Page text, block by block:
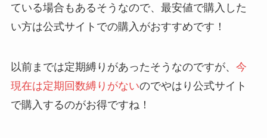
ている場合もあるそうなので、最安値で購入した
い方は公式サイトでの購入がおすすめです！
以前までは定期縛りがあったそうなのですが、 今
現在は定期回数縛りがないのでやはり公式サイト
で購入するのがお得ですね！